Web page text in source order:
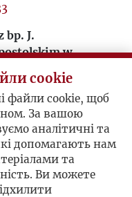
bp. J.
w
na Ukrainę
cookie
файли cookie, щоб
За вашою
аналітичні та
допомагають нам
та
Ви можете